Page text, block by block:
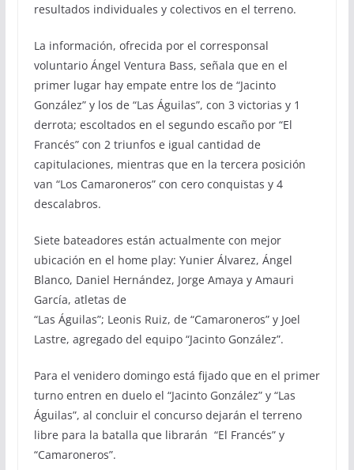
resultados individuales y colectivos en el terreno.
La información, ofrecida por el corresponsal
voluntario Ángel Ventura Bass, señala que en el
primer lugar hay empate entre los de “Jacinto
González” y los de “Las Águilas”, con 3 victorias y 1
derrota; escoltados en el segundo escaño por “El
Francés” con 2 triunfos e igual cantidad de
capitulaciones, mientras que en la tercera posición
van “Los Camaroneros” con cero conquistas y 4
descalabros.
Siete bateadores están actualmente con mejor
ubicación en el home play: Yunier Álvarez, Ángel
Blanco, Daniel Hernández, Jorge Amaya y Amauri
García, atletas de
“Las Águilas”; Leonis Ruiz, de “Camaroneros” y Joel
Lastre, agregado del equipo “Jacinto González”.
Para el venidero domingo está fijado que en el primer
turno entren en duelo el “Jacinto González” y “Las
Águilas”, al concluir el concurso dejarán el terreno
libre para la batalla que librarán “El Francés” y
“Camaroneros”.